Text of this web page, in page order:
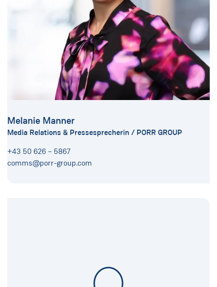
Melanie Manner
Media Relations & Pressesprecherin / PORR GROUP
+43 50 626 – 5867
comms@porr-group.com